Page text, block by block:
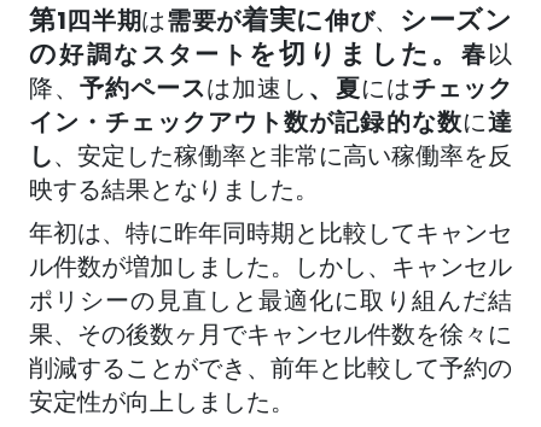
第1四半期は需要が着実に伸び、 シーズン
の好調なスタート を切りました。 春以
降、 予約ペースは加速し 、 夏にはチェック
イン・チェックアウト数が記録的な数に達
し、安定した稼働率と非常に高い稼働率を反
映する結果となりました。
年初は、特に昨年同時期と比較してキャンセ
ル件数が増加しました。しかし、キャンセル
ポリシーの見直しと最適化に取り組んだ結
果、その後数ヶ月でキャンセル件数を徐々に
削減することができ、前年と比較して予約の
安定性が向上しました。